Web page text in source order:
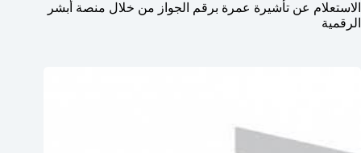
الاستعلام عن تأشيرة عمرة برقم الجواز من خلال منصة أبشر
الرقمية